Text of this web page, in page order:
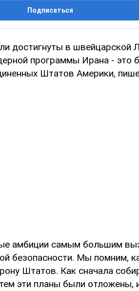
Подписаться
достигнуты в швейцарской
программы Ирана - это
Штатов Америки,
амбиции самым большим
безопасности. Мы
Штатов. Как сначала
эти планы были отложены,